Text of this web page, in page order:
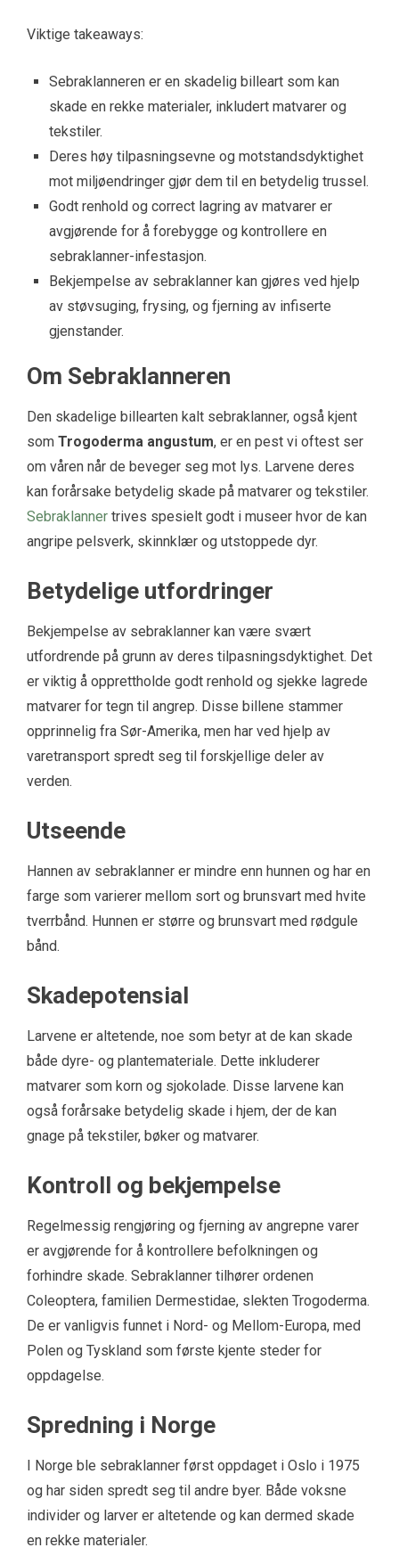
Viktige takeaways:
Sebraklanneren er en skadelig billeart som kan
skade en rekke materialer, inkludert matvarer og
tekstiler.
Deres høy tilpasningsevne og motstandsdyktighet
mot miljøendringer gjør dem til en betydelig trussel.
Godt renhold og correct lagring av matvarer er
avgjørende for å forebygge og kontrollere en
sebraklanner-infestasjon.
Bekjempelse av sebraklanner kan gjøres ved hjelp
av støvsuging, frysing, og fjerning av infiserte
gjenstander.
Om Sebraklanneren
Den skadelige billearten kalt sebraklanner, også kjent
som Trogoderma angustum, er en pest vi oftest ser
om våren når de beveger seg mot lys. Larvene deres
kan forårsake betydelig skade på matvarer og tekstiler.
Sebraklanner trives spesielt godt i museer hvor de kan
angripe pelsverk, skinnklær og utstoppede dyr.
Betydelige utfordringer
Bekjempelse av sebraklanner kan være svært
utfordrende på grunn av deres tilpasningsdyktighet. Det
er viktig å opprettholde godt renhold og sjekke lagrede
matvarer for tegn til angrep. Disse billene stammer
opprinnelig fra Sør-Amerika, men har ved hjelp av
varetransport spredt seg til forskjellige deler av
verden.
Utseende
Hannen av sebraklanner er mindre enn hunnen og har en
farge som varierer mellom sort og brunsvart med hvite
tverrbånd. Hunnen er større og brunsvart med rødgule
bånd.
Skadepotensial
Larvene er altetende, noe som betyr at de kan skade
både dyre- og plantemateriale. Dette inkluderer
matvarer som korn og sjokolade. Disse larvene kan
også forårsake betydelig skade i hjem, der de kan
gnage på tekstiler, bøker og matvarer.
Kontroll og bekjempelse
Regelmessig rengjøring og fjerning av angrepne varer
er avgjørende for å kontrollere befolkningen og
forhindre skade. Sebraklanner tilhører ordenen
Coleoptera, familien Dermestidae, slekten Trogoderma.
De er vanligvis funnet i Nord- og Mellom-Europa, med
Polen og Tyskland som første kjente steder for
oppdagelse.
Spredning i Norge
I Norge ble sebraklanner først oppdaget i Oslo i 1975
og har siden spredt seg til andre byer. Både voksne
individer og larver er altetende og kan dermed skade
en rekke materialer.